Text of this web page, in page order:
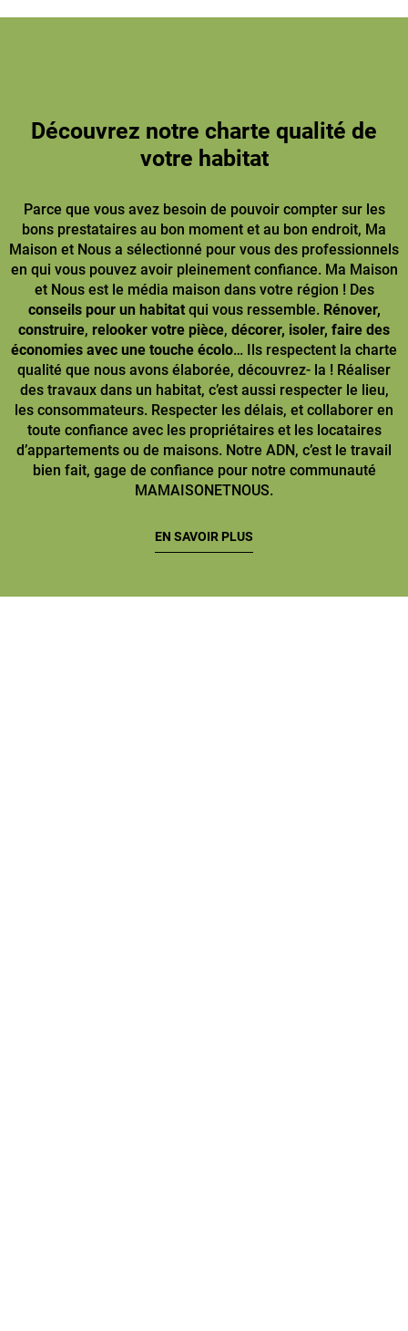
Découvrez notre charte qualité de
votre habitat
Parce que vous avez besoin de pouvoir compter sur les
bons prestataires au bon moment et au bon endroit, Ma
Maison et Nous a sélectionné pour vous des professionnels
en qui vous pouvez avoir pleinement confiance. Ma Maison
et Nous est le média maison dans votre région ! Des
conseils pour un habitatqui vous ressemble. Rénover,
construire, relooker votre pièce, décorer, isoler, faire des
économies avec une touche écolo… Ils respectent la charte
qualité que nous avons élaborée, découvrez- la ! Réaliser
des travaux dans un habitat, c’est aussi respecter le lieu,
les consommateurs. Respecter les délais, et collaborer en
toute confiance avec les propriétaires et les locataires
d’appartements ou de maisons. Notre ADN, c’est le travail
bien fait, gage de confiance pour notre communauté
MAMAISONETNOUS.
EN SAVOIR PLUS